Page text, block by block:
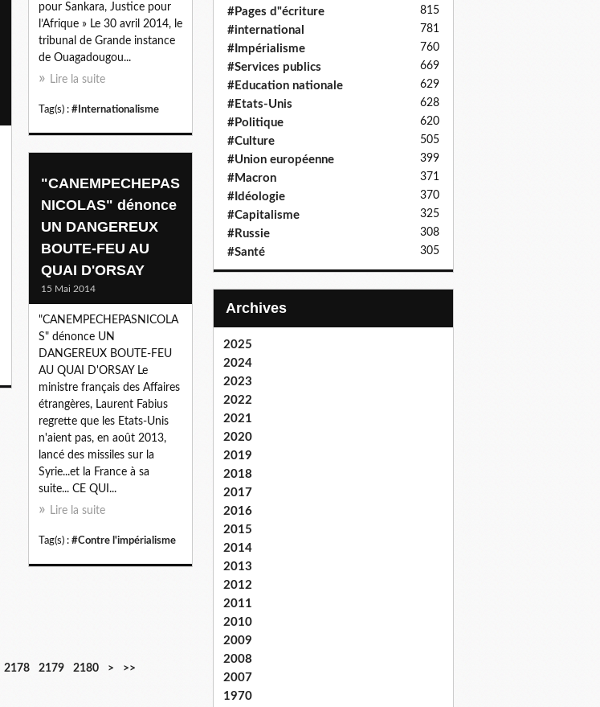
pour Sankara, Justice pour
l’Afrique » Le 30 avril 2014, le
tribunal de Grande instance
de Ouagadougou...
Lire la suite
Tag(s) : #Internationalisme
"CANEMPECHEPAS
NICOLAS" dénonce
UN DANGEREUX
BOUTE-FEU AU
QUAI D'ORSAY
15 Mai 2014
"CANEMPECHEPASNICOLA
S" dénonce UN
DANGEREUX BOUTE-FEU
AU QUAI D'ORSAY Le
ministre français des Affaires
étrangères, Laurent Fabius
regrette que les Etats-Unis
n'aient pas, en août 2013,
lancé des missiles sur la
Syrie...et la France à sa
suite... CE QUI...
Lire la suite
Tag(s) : #Contre l'impérialisme
2178 2179 2180
2
2
2
2
2
2
2
2
2
3
3
3
3
3
3
3
> >>
#Pages d"écriture 815
#international 781
#Impérialisme 760
#Services publics 669
#Education nationale 629
#Etats-Unis 628
#Politique 620
#Culture 505
#Union européenne 399
#Macron 371
#Idéologie 370
#Capitalisme 325
#Russie 308
#Santé 305
Archives
2025
2024
2023
2022
2021
2020
2019
2018
2017
2016
2015
2014
2013
2012
2011
2010
2009
2008
2007
1970